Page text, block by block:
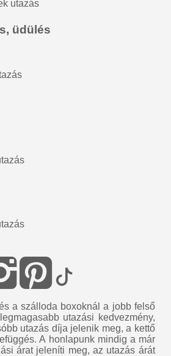
utazás
üdülés
a szálloda boxoknál a jobb felső
utazási kedvezmény,
utazás díja jelenik meg, a kettő
A honlapunk mindig a már
árat jeleníti meg, az utazás árát